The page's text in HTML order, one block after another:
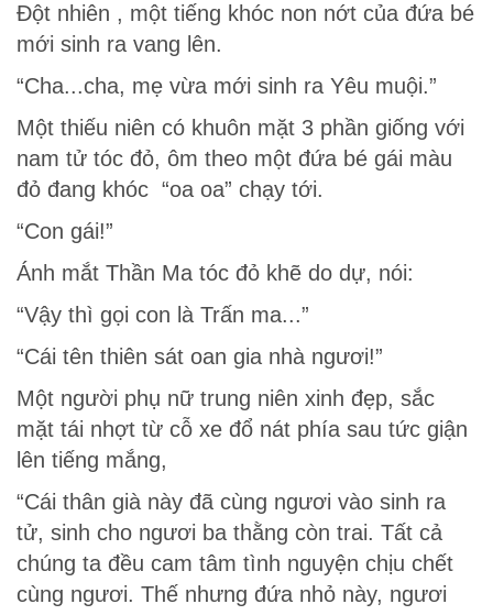
Đột nhiên , một tiếng khóc non nớt của đứa bé
mới sinh ra vang lên.
“Cha...cha, mẹ vừa mới sinh ra Yêu muội.”
Một thiếu niên có khuôn mặt 3 phần giống với
nam tử tóc đỏ, ôm theo một đứa bé gái màu
đỏ đang khóc “oa oa” chạy tới.
“Con gái!”
Ánh mắt Thần Ma tóc đỏ khẽ do dự, nói:
“Vậy thì gọi con là Trấn ma...”
“Cái tên thiên sát oan gia nhà ngươi!”
Một người phụ nữ trung niên xinh đẹp, sắc
mặt tái nhợt từ cỗ xe đổ nát phía sau tức giận
lên tiếng mắng,
“Cái thân già này đã cùng ngươi vào sinh ra
tử, sinh cho ngươi ba thằng còn trai. Tất cả
chúng ta đều cam tâm tình nguyện chịu chết
cùng ngươi. Thế nhưng đứa nhỏ này, ngươi